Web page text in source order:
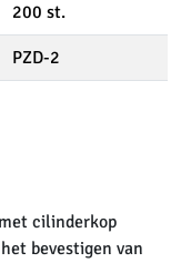
200 st.
PZD-2
cilinderkop
bevestigen van